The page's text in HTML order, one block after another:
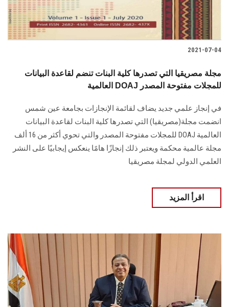
2021-07-04
مجلة مصريقيا التي تصدرها كلية البنات تنضم لقاعدة البيانات
العالمية DOAJ للمجلات مفتوحة المصدر
في إنجاز علمي جديد يضاف لقائمة الإنجازات بجامعة عين شمس
انضمت مجلة(مصريقيا) التي تصدرها كلية البنات لقاعدة البيانات
العالمية DOAJ للمجلات مفتوحة المصدر والتي تحوي أكثر من 16 ألف
مجلة عالمية محكمة ويعتبر ذلك إنجازًا هامًا ينعكس إيجابيًا على النشر
العلمي الدولي لمجلة مصريقيا
اقرأ المزيد